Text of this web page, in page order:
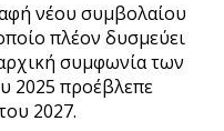
νέου συμβολαίου
πλέον δυσμεύει
συμφωνία των
2025 προέβλεπε
2027.